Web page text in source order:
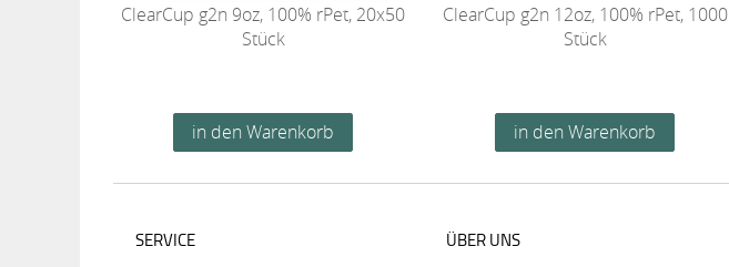
ClearCup g2n 9oz, 100% rPet, 20x50
Stück
ClearCup g2n 12oz, 100% rPet, 1000
Stück
SERVICE
ÜBER UNS